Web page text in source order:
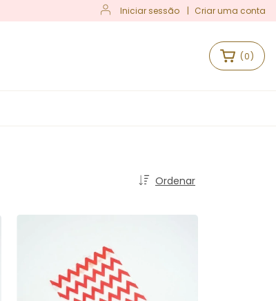
Iniciar sessão | Criar uma conta
(0)
Ordenar